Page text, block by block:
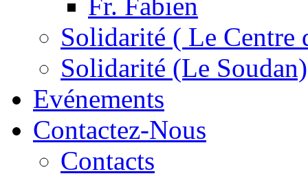
Solidarité ( Le Centre
Solidarité (Le Soudan)
Evénements
Contactez-Nous
Contacts